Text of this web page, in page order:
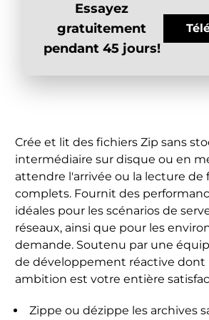
Essayez
gratuitement
pendant 45 jours!
Crée et lit des fichiers Zip sans
intermédiaire sur disque ou en
attendre l'arrivée ou la lecture de
complets. Fournit des
idéales pour les scénarios de
réseaux, ainsi que pour les
demande. Soutenu par une
de développement réactive dont
ambition est votre entière
Zippe ou dézippe les archives